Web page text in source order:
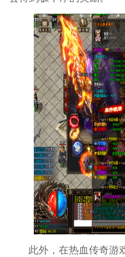
此外，在热血传奇游